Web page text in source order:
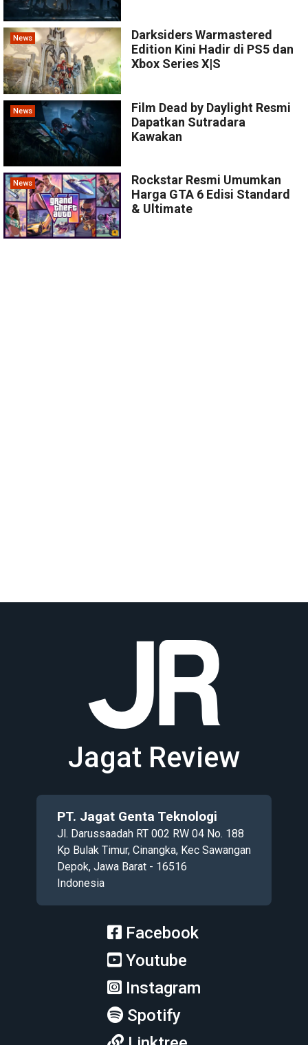
News
Darksiders Warmastered
Edition Kini Hadir di PS5 dan
Xbox Series X|S
News
Film Dead by Daylight Resmi
Dapatkan Sutradara
Kawakan
News
Rockstar Resmi Umumkan
Harga GTA 6 Edisi Standard
& Ultimate
Jagat Review
PT. Jagat Genta Teknologi
Jl. Darussaadah RT 002 RW 04 No. 188
Kp Bulak Timur, Cinangka, Kec Sawangan
Depok, Jawa Barat - 16516
Indonesia
Facebook
Youtube
Instagram
Spotify